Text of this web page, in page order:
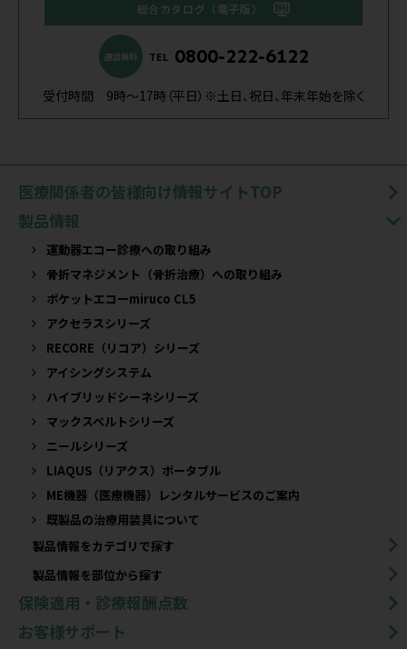
総合カタログ（電子版）
通話無料 TEL 0800-222-6122
受付時間 9時～17時（平日）※土日、祝日、年末年始を除く
医療関係者の皆様向け情報サイトTOP
製品情報
運動器エコー診療への取り組み
骨折マネジメント（骨折治療）への取り組み
ポケットエコーmiruco CL5
アクセラスシリーズ
RECORE（リコア）シリーズ
アイシングシステム
ハイブリッドシーネシリーズ
マックスベルトシリーズ
ニールシリーズ
LIAQUS（リアクス）ポータブル
ME機器（医療機器）レンタルサービスのご案内
既製品の治療用装具について​
製品情報をカテゴリで探す
製品情報を部位から探す
保険適用・診療報酬点数
お客様サポート